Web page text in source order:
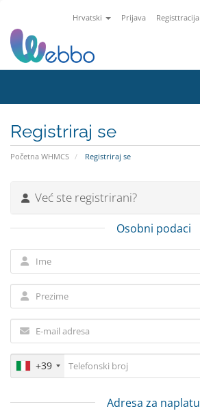
Hrvatski Prijava Registtracija
Registriraj se
Početna WHMCS Registriraj se
Već ste registrirani?
Osobni podaci
+39
Adresa za naplatu